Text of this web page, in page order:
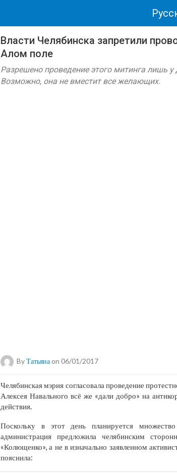
Власти Челябинска запретили
Алом поле
Разрешено проведение этого митинга лишь
Возможно, она не вместит все желающих.
ByТатьянаon 06/01/2017
Челябинская мэрия согласовала проведение
Алексея Навального всё же «дали добро» на
действия.
Поскольку в этот день планируется
администрация предложила челябинским
«Колющенко», а не в изначально заявленном
пояснила: